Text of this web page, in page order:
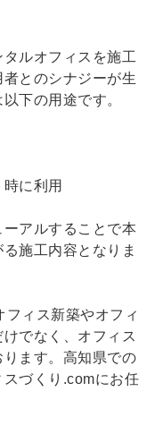
ルオフィスを施工
とのシナジーが生
下の用途です。
に利用
アルすることで本
施工内容となりま
ィス新築やオフィ
でなく、オフィス
ます。高知県での
づくり.comにお任